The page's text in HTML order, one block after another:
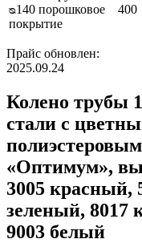
ᴓ140 порошковое
покрытие
400
Прайс обновлен:
2025.09.24
Колено трубы
стали с
«Оптимум»,
3005 красный,
зеленый, 8017
9003 белый